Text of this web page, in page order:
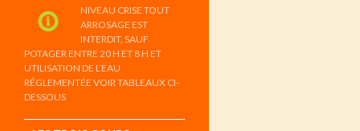
NIVEAU CRISE TOUT
ARROSAGE EST
INTERDIT, SAUF
POTAGER ENTRE 20 H ET 8 H ET
UTILISATION DE L’EAU
RÉGLEMENTÉE VOIR TABLEAUX CI-
DESSOUS